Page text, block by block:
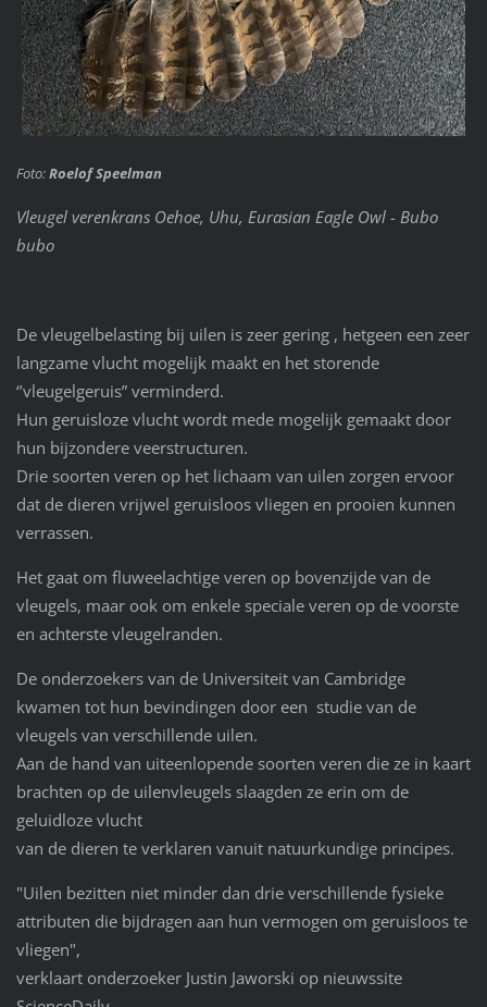
Foto:Roelof Speelman
Vleugel verenkrans Oehoe, Uhu, Eurasian Eagle Owl - Bubo
bubo
De vleugelbelasting bij uilen is zeer gering , hetgeen een zeer
langzame vlucht mogelijk maakt en het storende
‘’vleugelgeruis” verminderd.
Hun geruisloze vlucht wordt mede mogelijk gemaakt door
hun bijzondere veerstructuren.
Drie soorten veren op het lichaam van uilen zorgen ervoor
dat de dieren vrijwel geruisloos vliegen en prooien kunnen
verrassen.
Het gaat om fluweelachtige veren op bovenzijde van de
vleugels, maar ook om enkele speciale veren op de voorste
en achterste vleugelranden.
De onderzoekers van de Universiteit van Cambridge
kwamen tot hun bevindingen door een studie van de
vleugels van verschillende uilen.
Aan de hand van uiteenlopende soorten veren die ze in kaart
brachten op de uilenvleugels slaagden ze erin om de
geluidloze vlucht
van de dieren te verklaren vanuit natuurkundige principes.
"Uilen bezitten niet minder dan drie verschillende fysieke
attributen die bijdragen aan hun vermogen om geruisloos te
vliegen",
verklaart onderzoeker Justin Jaworski op nieuwssite